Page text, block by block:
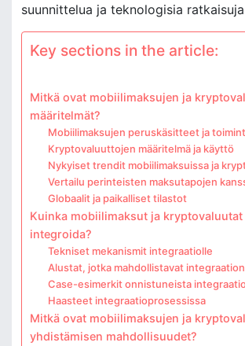
suunnittelua ja teknologisia
Key sections in the article:
Mitkä ovat mobiilimaksujen ja
määritelmät?
Mobiilimaksujen peruskäsitteet ja
Kryptovaluuttojen määritelmä ja käyttö
Nykyiset trendit mobiilimaksuissa ja
Vertailu perinteisten maksutapojen
Globaalit ja paikalliset tilastot
Kuinka mobiilimaksut ja kryptovaluutat
integroida?
Tekniset mekanismit integraatiolle
Alustat, jotka mahdollistavat integraation
Case-esimerkit onnistuneista
Haasteet integraatioprosessissa
Mitkä ovat mobiilimaksujen ja
yhdistämisen mahdollisuudet?